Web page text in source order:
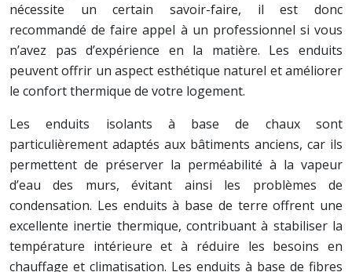
nécessite un certain savoir-faire, il est donc
recommandé de faire appel à un professionnel si vous
n’avez pas d’expérience en la matière. Les enduits
peuvent offrir un aspect esthétique naturel et améliorer
le confort thermique de votre logement.
Les enduits isolants à base de chaux sont
particulièrement adaptés aux bâtiments anciens, car ils
permettent de préserver la perméabilité à la vapeur
d’eau des murs, évitant ainsi les problèmes de
condensation. Les enduits à base de terre offrent une
excellente inertie thermique, contribuant à stabiliser la
température intérieure et à réduire les besoins en
chauffage et climatisation. Les enduits à base de fibres